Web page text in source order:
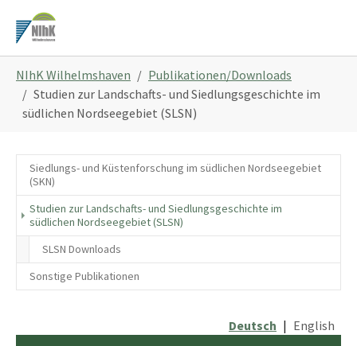
Hauptinhalt
springen
sind
hier:
NIhK Wilhelmshaven
Publikationen/Downloads
Studien zur Landschafts- und Siedlungsgeschichte im
südlichen Nordseegebiet (SLSN)
Siedlungs- und Küstenforschung im südlichen Nordseegebiet
(SKN)
Studien zur Landschafts- und Siedlungsgeschichte im
südlichen Nordseegebiet (SLSN)
SLSN Downloads
Sonstige Publikationen
Deutsch | English